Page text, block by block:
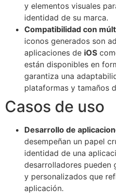
y elementos visuales
identidad de su marca.
Compatibilidad con
iconos generados son
aplicaciones de iOS
están disponibles en
garantiza una
plataformas y tamaños
Casos de uso
Desarrollo de
desempeñan un papel
identidad de una
desarrolladores pueden
y personalizados que
aplicación.